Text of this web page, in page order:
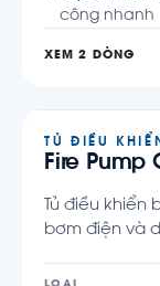
công nhanh
XEM 2 DÒNG
TỦ ĐIỀU
Fire Pump
Tủ điều
bơm điện và